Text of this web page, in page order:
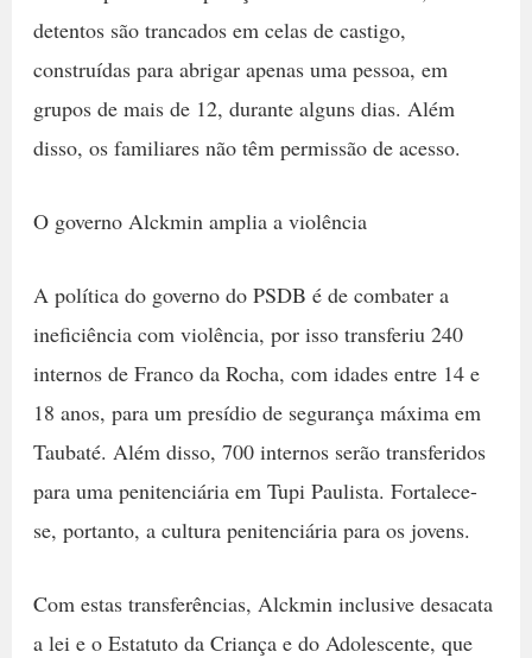
detentos são trancados em celas de castigo,
construídas para abrigar apenas uma pessoa, em
grupos de mais de 12, durante alguns dias. Além
disso, os familiares não têm permissão de acesso.
O governo Alckmin amplia a violência
A política do governo do PSDB é de combater a
ineficiência com violência, por isso transferiu 240
internos de Franco da Rocha, com idades entre 14 e
18 anos, para um presídio de segurança máxima em
Taubaté. Além disso, 700 internos serão transferidos
para uma penitenciária em Tupi Paulista. Fortalece-
se, portanto, a cultura penitenciária para os jovens.
Com estas transferências, Alckmin inclusive desacata
a lei e o Estatuto da Criança e do Adolescente, que